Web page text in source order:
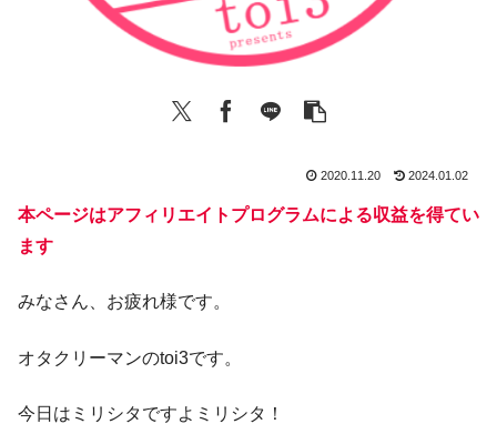
2020.11.20 2024.01.02
本ページはアフィリエイトプログラムによる収益を得てい
ます
みなさん、お疲れ様です。
オタクリーマンのtoi3です。
今日はミリシタですよミリシタ！